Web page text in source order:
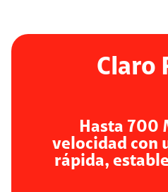
Claro
Hasta 700
velocidad con
rápida,